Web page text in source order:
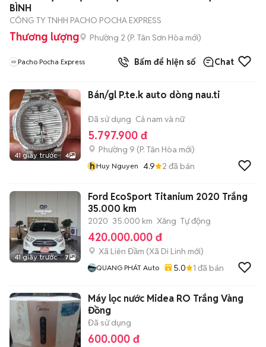
BÌNH
CÔNG TY TNHH PACHO POCHA EXPRESS
Thương lượng Phường 2 (P. Tân Sơn Hòa mới)
Pacho Pocha Express Bấm để hiện số Chat
41 giây trước 4
Bán/gl P.te.k auto dòng nau.ti
Đã sử dụng Cả nam và nữ
5.797.900 đ
Phường 9 (P. Tân Hòa mới)
hHuy Nguyen 4.9 2 đã bán
41 giây trước 7
Ford EcoSport Titanium 2020 Trắng
35.000 km
2020 35.000 km Xăng Tự động
420.000.000 đ
Xã Liên Đầm (Xã Di Linh mới)
QUANG PHÁT Auto 5.0 1 đã bán
Máy lọc nước Midea RO Trắng Vàng
Đồng
Đã sử dụng
600.000 đ